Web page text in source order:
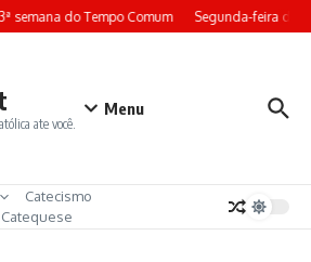
semana do Tempo Comum Segunda-feira da
ate você.
Menu
Catecismo
Catequese